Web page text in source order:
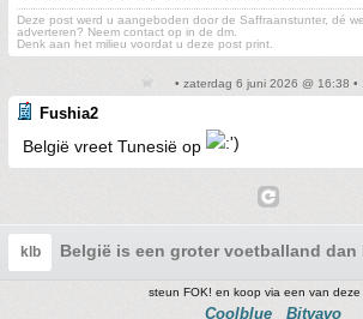
Deze post werd u aangeboden door de Saffraanstunter, dé
adverteren? Neem contact op in de dm.
Denk aan het milieu voordat u deze post print.
• zaterdag 6 juni 2026 @ 16:38 •
Fushia2
België vreet Tunesië op
klb België is een groter voetballand dan
steun FOK! en koop via een van deze
Coolblue Bitvavo